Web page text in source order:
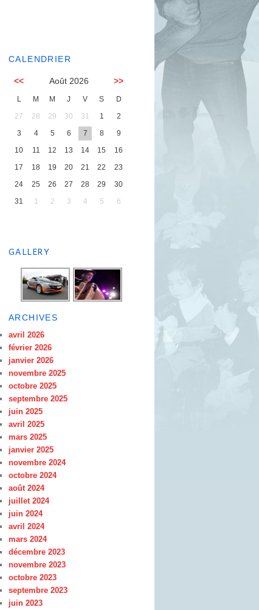
CALENDRIER
<< Août 2026 >>
L M M J V S
D
27
28 29 30 31 1
2
3
4 5 6 7 8
9
10
11 12 13 14 15
16
17
18 19 20 21 22
23
24
25 26 27 28 29
30
31
1 2 3 4 5 6
GALLERY
ARCHIVES
avril 2026
février 2026
janvier 2026
novembre 2025
octobre 2025
septembre 2025
juin 2025
avril 2025
mars 2025
janvier 2025
novembre 2024
octobre 2024
août 2024
juillet 2024
juin 2024
avril 2024
mars 2024
décembre 2023
novembre 2023
octobre 2023
septembre 2023
juin 2023